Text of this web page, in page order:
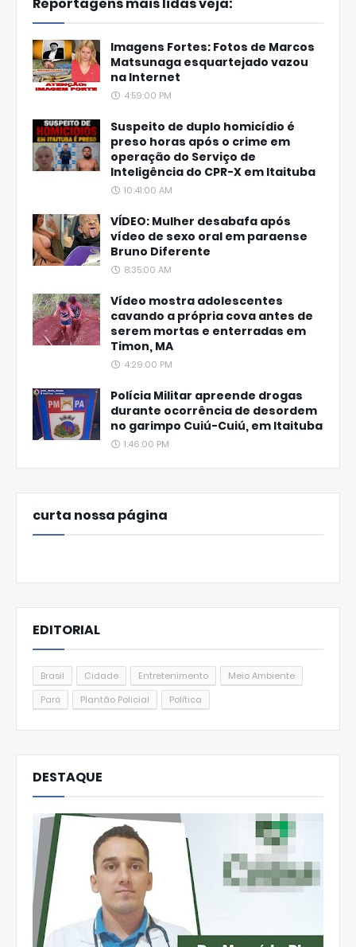
Imagens Fortes: Fotos de Marcos
Matsunaga esquartejado vazou
na Internet
4:59:00 PM
Suspeito de duplo homicídio é
preso horas após o crime em
operação do Serviço de
Inteligência do CPR-X em Itaituba
10:41:00 AM
VÍDEO: Mulher desabafa após
vídeo de sexo oral em paraense
Bruno Diferente
8:35:00 AM
Vídeo mostra adolescentes
cavando a própria cova antes de
serem mortas e enterradas em
Timon, MA
4:29:00 PM
Polícia Militar apreende drogas
durante ocorrência de desordem
no garimpo Cuiú-Cuiú, em Itaituba
1:46:00 PM
curta nossa página
EDITORIAL
Brasil Cidade Entretenimento
Meio Ambiente
Pará
Plantão Policial Política
DESTAQUE